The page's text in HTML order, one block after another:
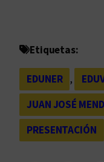
Etiquetas:
EDUNER ,
JUAN JOSÉ
PRESENTACIÓN